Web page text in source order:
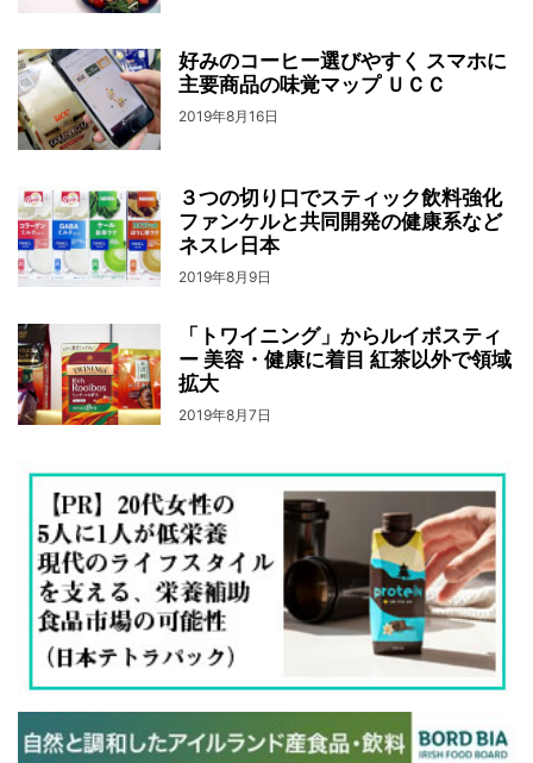
好みのコーヒー選びやすく スマホに
主要商品の味覚マップ ＵＣＣ
2019年8月16日
３つの切り口でスティック飲料強化
ファンケルと共同開発の健康系など
ネスレ日本
2019年8月9日
「トワイニング」からルイボスティ
ー 美容・健康に着目 紅茶以外で領域
拡大
2019年8月7日